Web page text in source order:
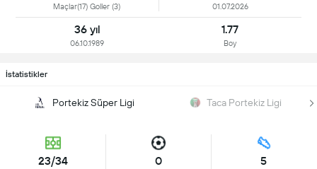
Maçlar(17) Goller (3) 01.07.2026
36 yıl
06.10.1989
1.77
Boy
İstatistikler
Portekiz Süper Ligi Taca Portekiz Ligi
23/34 0 5